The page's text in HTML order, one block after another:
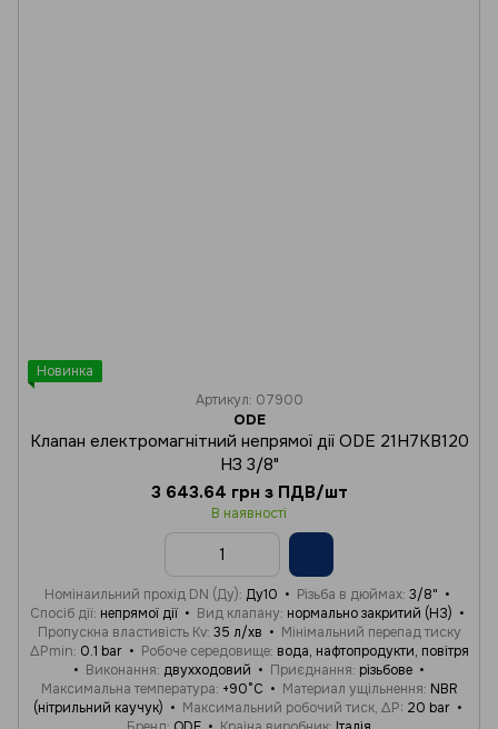
Новинка
Артикул: 07900
ODE
Клапан електромагнітний непрямої дії ODE 21H7KB120
НЗ 3/8"
3 643.64 грн з ПДВ/шт
В наявності
Номінаильний прохід DN (Ду) Ду10 Різьба в дюймах 3/8"
Спосіб дії непрямої дії Вид клапану нормально закритий (НЗ)
Пропускна властивість Kv 35 л/хв
Мінімальний перепад тиску
ΔPmin 0.1 bar Робоче середовище вода, нафтопродукти, повітря
Виконання двухходовий Приєднання різьбове
Максимальна температура +90°C Материал ущільнення NBR
(нітрильний каучук)
Максимальний робочий тиск, ΔP 20 bar